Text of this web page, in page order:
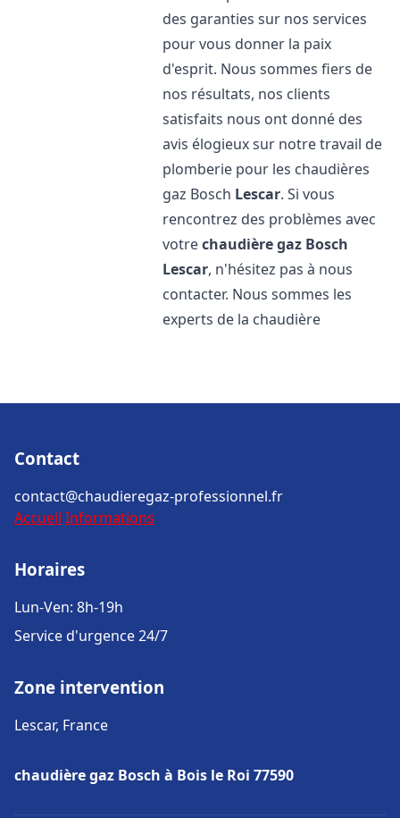
des garanties sur nos services
pour vous donner la paix
d'esprit. Nous sommes fiers de
nos résultats, nos clients
satisfaits nous ont donné des
avis élogieux sur notre travail de
plomberie pour les chaudières
gaz Bosch Lescar. Si vous
rencontrez des problèmes avec
votrechaudière gaz Bosch
Lescar, n'hésitez pas à nous
contacter. Nous sommes les
experts de la chaudière
Contact
contact@chaudieregaz-professionnel.fr
Accueil Informations
Horaires
Lun-Ven: 8h-19h
Service d'urgence 24/7
Zone intervention
Lescar, France
chaudière gaz Bosch à Bois le Roi 77590